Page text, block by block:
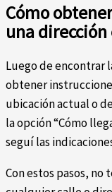
Cómo
una dirección
Luego de encontrar
obtener
ubicación actual o
la opción “Cómo
seguí las
Con estos pasos, no